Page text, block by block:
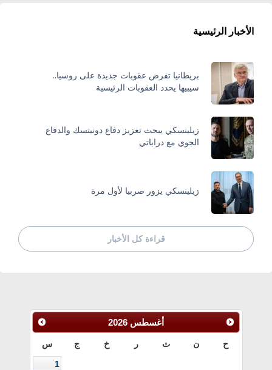
الأخبار الرئيسية
بريطانيا تفرض عقوبات جديدة على روسيا..
سيبيها يحدد العقوبات الرئيسية
زيلينسكي يبحث تعزيز دفاع دونيتسك والدفاع
الجوي مع دراباتي
زيلينسكي يزور صربيا لأول مرة
قراءة كل الأخبار
أغسطس 2026
ح ن ث ر خ ج س
1